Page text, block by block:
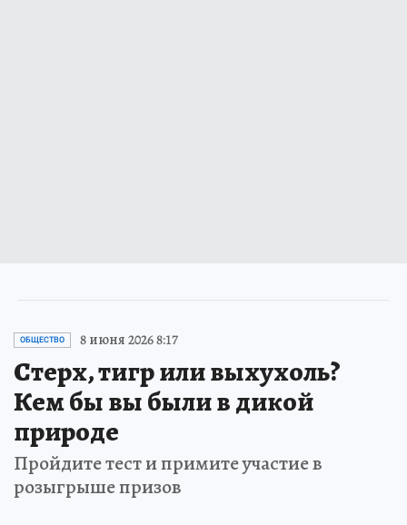
ОБЩЕСТВО 8 июня 2026 8:17
Стерх, тигр или выхухоль?
Кем бы вы были в дикой
природе
Пройдите тест и примите участие в
розыгрыше призов